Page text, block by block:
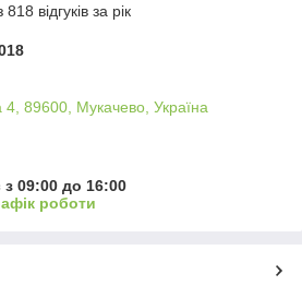
відгуків за рік
4, 89600, Мукачево, Україна
09:00 до 16:00
роботи